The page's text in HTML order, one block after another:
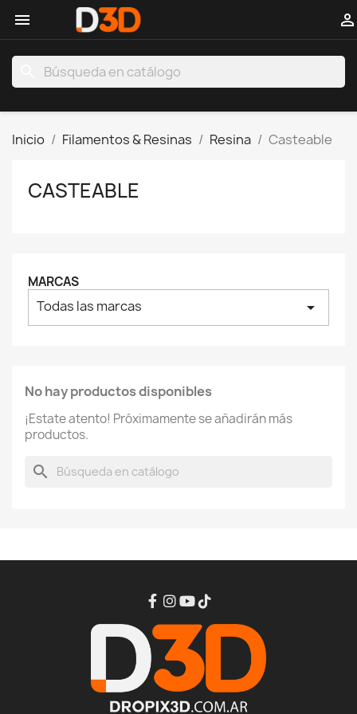
 
Inicio Filamentos & Resinas Resina Casteable
CASTEABLE
MARCAS
Todas las marcas arrow_drop_down
No hay productos disponibles
¡Estate atento! Próximamente se añadirán más
productos.
search